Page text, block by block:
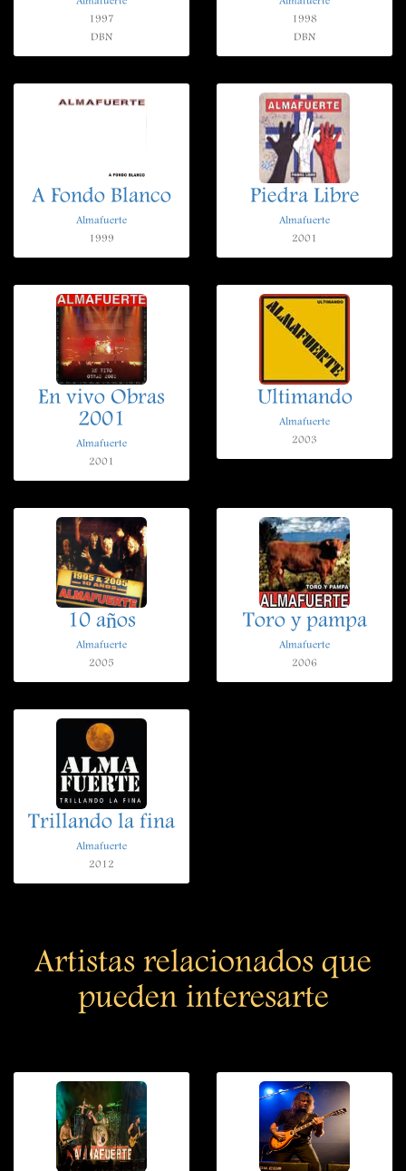
1997
DBN
1998
DBN
A Fondo Blanco
Almafuerte
1999
Piedra Libre
Almafuerte
2001
En vivo Obras
2001
Almafuerte
2001
Ultimando
Almafuerte
2003
10 años
Almafuerte
2005
Toro y pampa
Almafuerte
2006
Trillando la fina
Almafuerte
2012
Artistas relacionados que
pueden interesarte